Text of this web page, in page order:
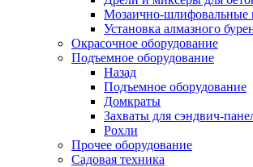
Мозаично-
Установка алмазного
Окрасочное оборудование
Подъемное оборудование
Назад
Подъемное оборудование
Домкраты
Захваты для сэндвич-
Рохли
Прочее оборудование
Садовая техника